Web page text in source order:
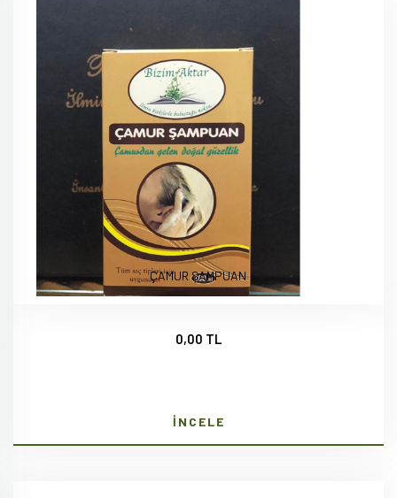
ÇAMUR ŞAMPUAN
0,00 TL
İNCELE